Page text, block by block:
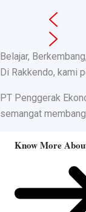
Belajar,
Di Rakkendo, kami
PT Penggerak
semangat
Know More